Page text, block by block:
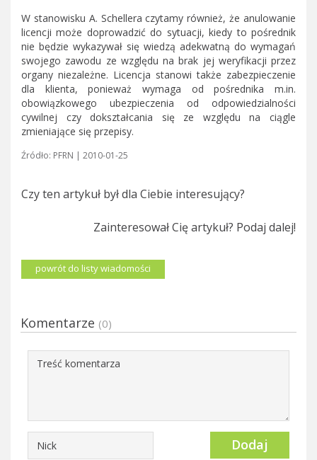
W stanowisku A. Schellera czytamy również, że anulowanie
licencji może doprowadzić do sytuacji, kiedy to pośrednik
nie będzie wykazywał się wiedzą adekwatną do wymagań
swojego zawodu ze względu na brak jej weryfikacji przez
organy niezależne. Licencja stanowi także zabezpieczenie
dla klienta, ponieważ wymaga od pośrednika m.in.
obowiązkowego ubezpieczenia od odpowiedzialności
cywilnej czy dokształcania się ze względu na ciągle
zmieniające się przepisy.
Źródło: PFRN | 2010-01-25
Czy ten artykuł był dla Ciebie interesujący?
Zainteresował Cię artykuł? Podaj dalej!
powrót do listy wiadomości
Komentarze (0)
Dodaj